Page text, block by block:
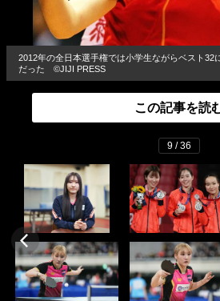
2012年の全日本選手権では小学生ながらベスト32
だった ©JIJI PRESS
この記事を読
9 / 36